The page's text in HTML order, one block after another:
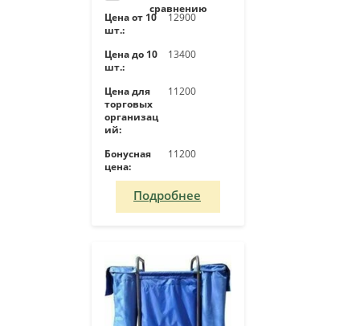
сравнению
Цена от 10
шт.:
12900
Цена до 10
шт.:
13400
Цена для
торговых
организац
ий:
11200
Бонусная
цена:
11200
Подробнее